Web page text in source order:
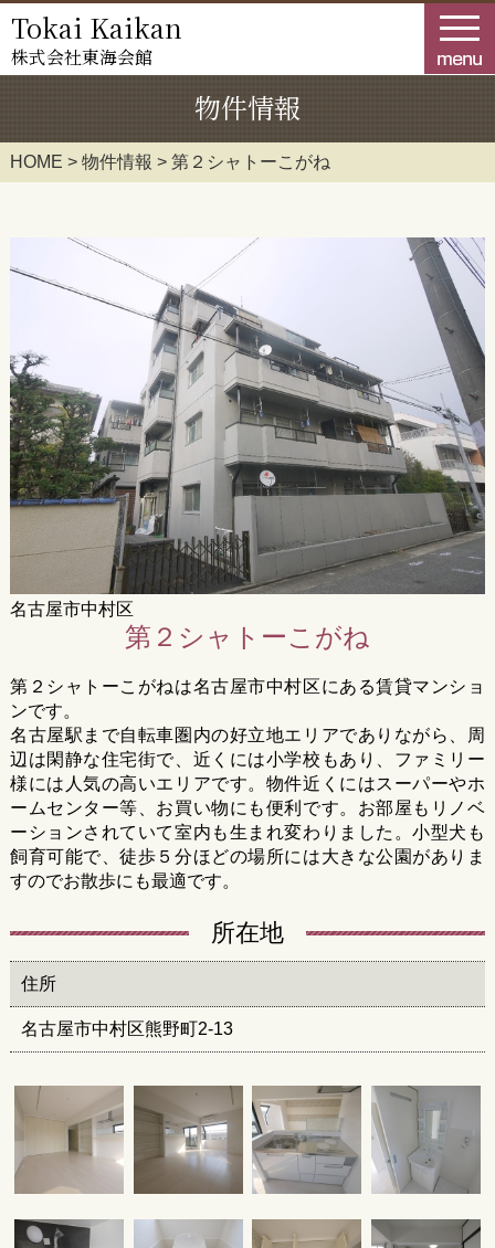
Tokai Kaikan
株式会社東海会館
物件情報
HOME > 物件情報 > 第２シャトーこがね
名古屋市中村区
第２シャトーこがね
第２シャトーこがねは名古屋市中村区にある賃貸マンショ
ンです。
名古屋駅まで自転車圏内の好立地エリアでありながら、周
辺は閑静な住宅街で、近くには小学校もあり、ファミリー
様には人気の高いエリアです。物件近くにはスーパーやホ
ームセンター等、お買い物にも便利です。お部屋もリノベ
ーションされていて室内も生まれ変わりました。小型犬も
飼育可能で、徒歩５分ほどの場所には大きな公園がありま
すのでお散歩にも最適です。
所在地
住所
名古屋市中村区熊野町2-13
HOME
業務案内
物件情報
お知らせ
採用情報
お問合せ
ダウンロードコーナー